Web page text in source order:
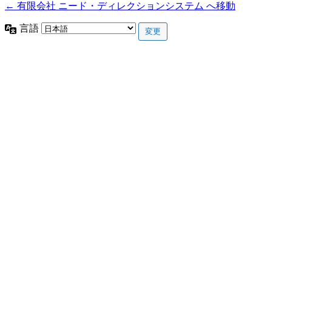
← 有限会社 ニード・ディレクションシステム へ移動
言語